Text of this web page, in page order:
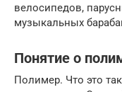
велосипедов,
музыкальных
Понятие о
Полимер. Что это